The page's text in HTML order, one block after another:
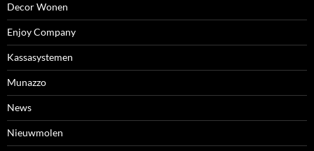
Decor Wonen
Enjoy Company
Kassasystemen
Munazzo
News
Nieuwmolen